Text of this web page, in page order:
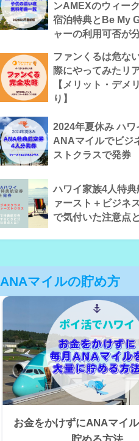
ンAMEXのウィー
宿泊特典とBe My
ャーの利用可否が
ファンくるは危な
際にやってみたリ
【メリット・デメ
り】
2024年夏休み ハワ
ANAマイルでビジ
ストクラスで発券
ハワイ家族4人特典
ァースト＋ビジネ
で気付いた注意点
ANAマイルの貯め方
お金をかけずにANAマイ